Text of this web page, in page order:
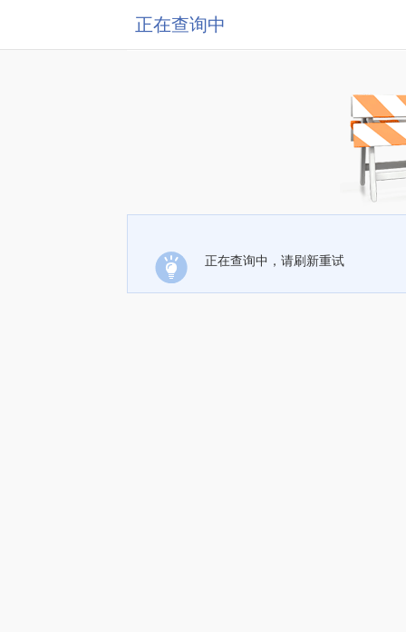
正在查询中
正在查询中，请刷新重试